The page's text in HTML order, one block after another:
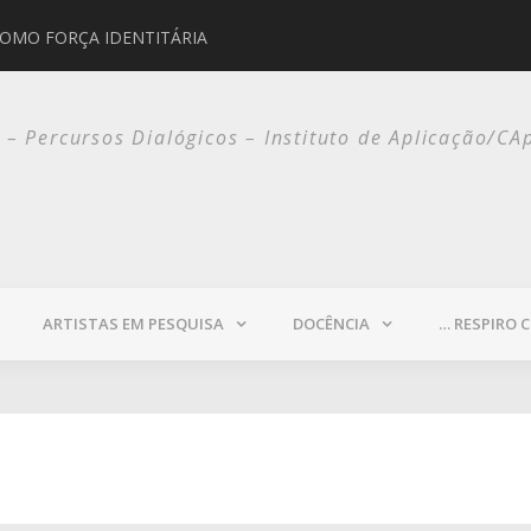
FORÇA IDENTITÁRIA
Percursos Dialógicos – Instituto de Aplicação/
ARTISTAS EM PESQUISA DOCÊNCIA … RESPIRO